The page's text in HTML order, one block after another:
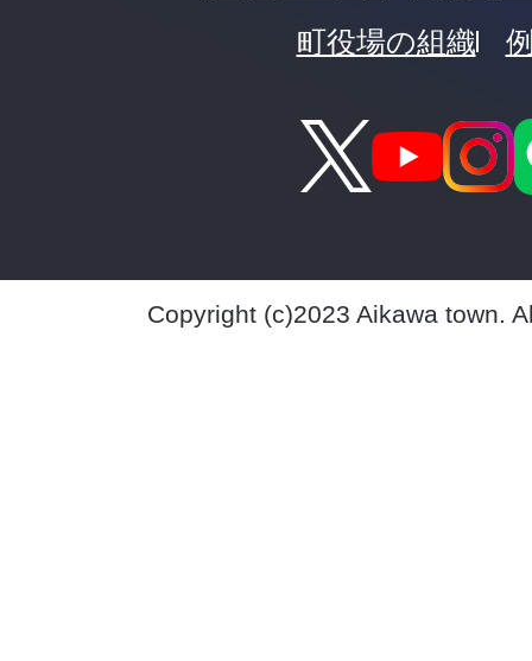
町役場の組織
Copyright (c)2023 Aikawa town.